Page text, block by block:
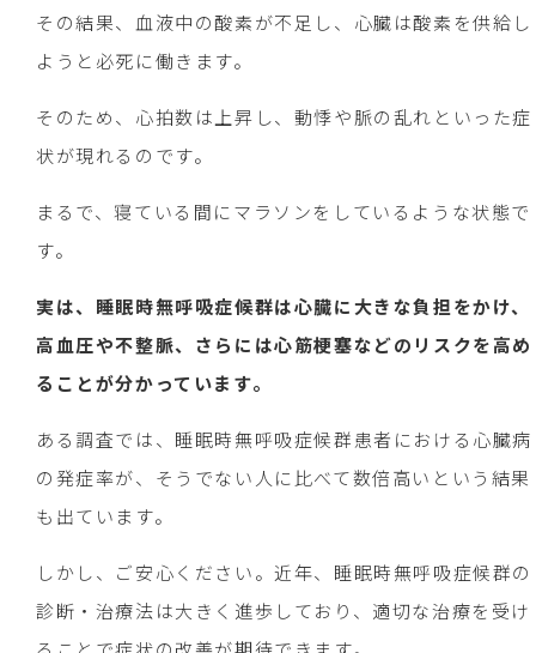
その結果、血液中の酸素が不足し、心臓は酸素を供給し
ようと必死に働きます。
そのため、心拍数は上昇し、動悸や脈の乱れといった症
状が現れるのです。
まるで、寝ている間にマラソンをしているような状態で
す。
実は、睡眠時無呼吸症候群は心臓に大きな負担をかけ、
高血圧や不整脈、さらには心筋梗塞などのリスクを高め
ることが分かっています。
ある調査では、睡眠時無呼吸症候群患者における心臓病
の発症率が、そうでない人に比べて数倍高いという結果
も出ています。
しかし、ご安心ください。近年、睡眠時無呼吸症候群の
診断・治療法は大きく進歩しており、適切な治療を受け